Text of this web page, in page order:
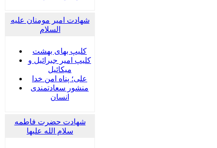
شهادت امیر مومنان علیه
السلام
کلیپ بهای بهشت
کلیپ امیر جبرائیل و
میکائیل
علی؛ پناه امن خدا
منشور سعادتمندی
انسان
شهادت حضرت فاطمه
سلام الله علیها